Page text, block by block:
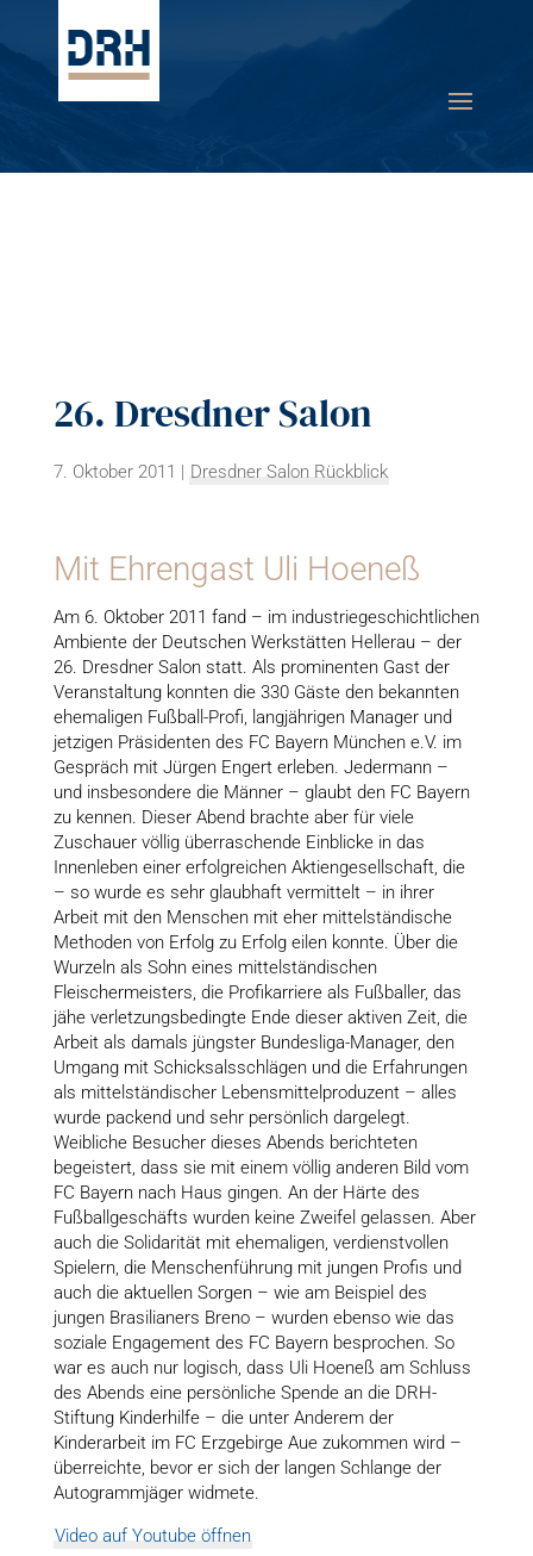
26. Dresdner Salon
7. Oktober 2011 | Dresdner Salon Rückblick
Mit Ehrengast Uli Hoeneß
Am 6. Oktober 2011 fand – im industriegeschichtlichen
Ambiente der Deutschen Werkstätten Hellerau – der
26. Dresdner Salon statt. Als prominenten Gast der
Veranstaltung konnten die 330 Gäste den bekannten
ehemaligen Fußball-Profi, langjährigen Manager und
jetzigen Präsidenten des FC Bayern München e.V. im
Gespräch mit Jürgen Engert erleben. Jedermann –
und insbesondere die Männer – glaubt den FC Bayern
zu kennen. Dieser Abend brachte aber für viele
Zuschauer völlig überraschende Einblicke in das
Innenleben einer erfolgreichen Aktiengesellschaft, die
– so wurde es sehr glaubhaft vermittelt – in ihrer
Arbeit mit den Menschen mit eher mittelständische
Methoden von Erfolg zu Erfolg eilen konnte. Über die
Wurzeln als Sohn eines mittelständischen
Fleischermeisters, die Profikarriere als Fußballer, das
jähe verletzungsbedingte Ende dieser aktiven Zeit, die
Arbeit als damals jüngster Bundesliga-Manager, den
Umgang mit Schicksalsschlägen und die Erfahrungen
als mittelständischer Lebensmittelproduzent – alles
wurde packend und sehr persönlich dargelegt.
Weibliche Besucher dieses Abends berichteten
begeistert, dass sie mit einem völlig anderen Bild vom
FC Bayern nach Haus gingen. An der Härte des
Fußballgeschäfts wurden keine Zweifel gelassen. Aber
auch die Solidarität mit ehemaligen, verdienstvollen
Spielern, die Menschenführung mit jungen Profis und
auch die aktuellen Sorgen – wie am Beispiel des
jungen Brasilianers Breno – wurden ebenso wie das
soziale Engagement des FC Bayern besprochen. So
war es auch nur logisch, dass Uli Hoeneß am Schluss
des Abends eine persönliche Spende an die DRH-
Stiftung Kinderhilfe – die unter Anderem der
Kinderarbeit im FC Erzgebirge Aue zukommen wird –
überreichte, bevor er sich der langen Schlange der
Autogrammjäger widmete.
Video auf Youtube öffnen